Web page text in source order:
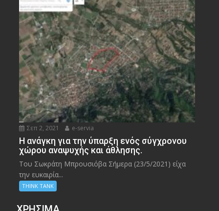
Σεπ 2, 2021 e-servia
Η ανάγκη για την ύπαρξη ενός σύγχρονου
χώρου αναψυχής και άθλησης.
Του Σωκράτη Μπρουσιόβα Σήμερα (23/5/2021) είχα
την ευκαιρία...
THINK TANK